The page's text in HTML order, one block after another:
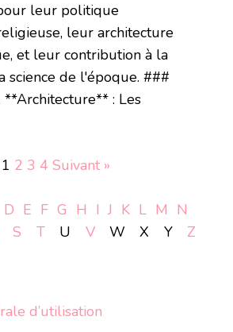
leur politique
leur architecture
et leur contribution à la
science de l'époque. ###
**Architecture** : Les
1 2 3 4 Suivant »
D E F G H I J K L M N
S T U V W X Y Z
d’utilisation